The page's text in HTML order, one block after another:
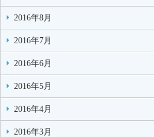
2016年8月
2016年7月
2016年6月
2016年5月
2016年4月
2016年3月